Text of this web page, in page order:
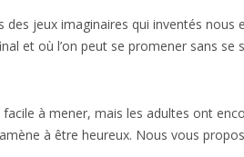
jeux imaginaires qui inventés nous
et où l’on peut se promener sans se
à mener, mais les adultes ont
à être heureux. Nous vous